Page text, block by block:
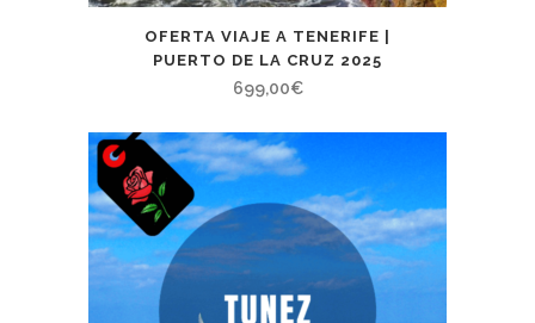
OFERTA VIAJE A TENERIFE |
PUERTO DE LA CRUZ 2025
699,00€